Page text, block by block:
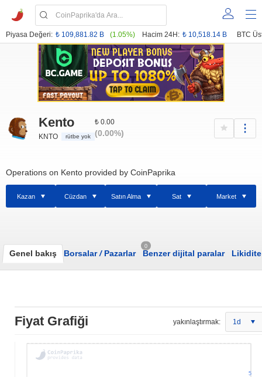
Piyasa Değeri: ₺ 109,881.82 B (1.05%) Hacim 24H: ₺ 10,518.14 B BTC
Kento
KNTO rütbe yok
₺ 0.00
(0.00%)
Operations on Kento provided by CoinPaprika
Kazan Cüzdan Satın Alma Sat Market
Genel bakış Borsalar/Pazarlar
0
Benzer dijital paralar Likidite
Fiyat Grafiği yakınlaştırmak: 1d
5